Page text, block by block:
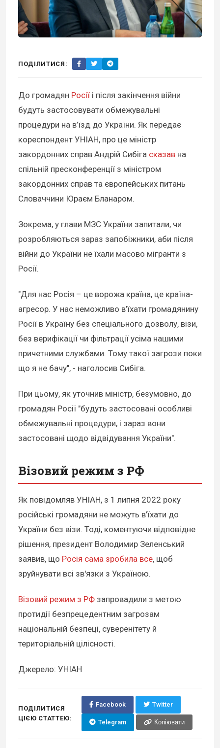
ПОДІЛИТИСЯ:
До громадян Росії і після закінчення війни
будуть застосовувати обмежувальні
процедури на в’їзд до України. Як передає
кореспондент УНІАН, про це міністр
закордонних справ Андрій Сибіга сказав на
спільній пресконференції з міністром
закордонних справ та європейських питань
Словаччини Юраєм Бланаром.
Зокрема, у глави МЗС України запитали, чи
розробляються зараз запобіжники, аби після
війни до України не їхали масово мігранти з
Росії.
"Для нас Росія – це ворожа країна, це країна-
агресор. У нас неможливо в’їхати громадянину
Росії в Україну без спеціального дозволу, візи,
без верифікації чи фільтрації усіма нашими
причетними службами. Тому такої загрози поки
що я не бачу", - наголосив Сибіга.
При цьому, як уточнив міністр, безумовно, до
громадян Росії "будуть застосовані особливі
обмежувальні процедури, і зараз вони
застосовані щодо відвідування України".
Візовий режим з РФ
Як повідомляв УНІАН, з 1 липня 2022 року
російські громадяни не можуть в’їхати до
України без візи. Тоді, коментуючи відповідне
рішення, президент Володимир Зеленський
заявив, що Росія сама зробила все, щоб
зруйнувати всі зв'язки з Україною.
Візовий режим з РФ запровадили з метою
протидії безпрецедентним загрозам
національній безпеці, суверенітету й
територіальній цілісності.
Джерело: УНІАН
ПОДІЛИТИСЯ
ЦІЄЮ СТАТТЕЮ:
Facebook Twitter
Telegram Копіювати